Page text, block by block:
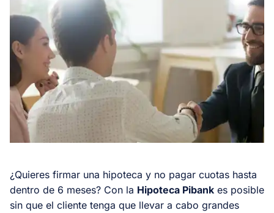
¿Quieres firmar una hipoteca y no pagar cuotas hasta
dentro de 6 meses? Con la Hipoteca Pibank es posible
sin que el cliente tenga que llevar a cabo grandes